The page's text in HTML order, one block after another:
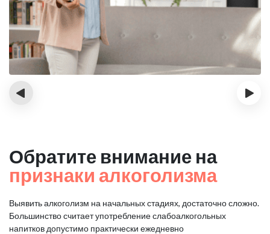
‹ ›
Обратите внимание на
признаки алкоголизма
Выявить алкоголизм на начальных стадиях, достаточно сложно.
Большинство считает употребление слабоалкогольных
напитков допустимо практически ежедневно